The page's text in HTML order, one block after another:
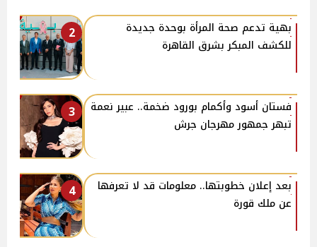
2
بهية تدعم صحة المرأة بوحدة جديدة
للكشف المبكر بشرق القاهرة
3
فستان أسود وأكمام بورود ضخمة.. عبير نعمة
تبهر جمهور مهرجان جرش
4
بعد إعلان خطوبتها.. معلومات قد لا تعرفها
عن ملك قورة